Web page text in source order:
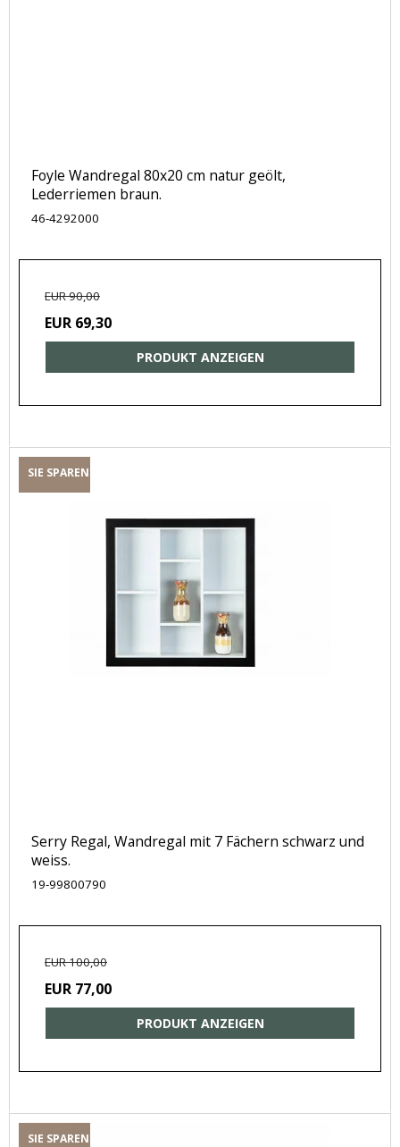
Foyle Wandregal 80x20 cm natur geölt,
Lederriemen braun.
46-4292000
EUR 90,00
EUR 69,30
PRODUKT ANZEIGEN
SIE SPAREN
Serry Regal, Wandregal mit 7 Fächern schwarz und
weiss.
19-99800790
EUR 100,00
EUR 77,00
PRODUKT ANZEIGEN
SIE SPAREN